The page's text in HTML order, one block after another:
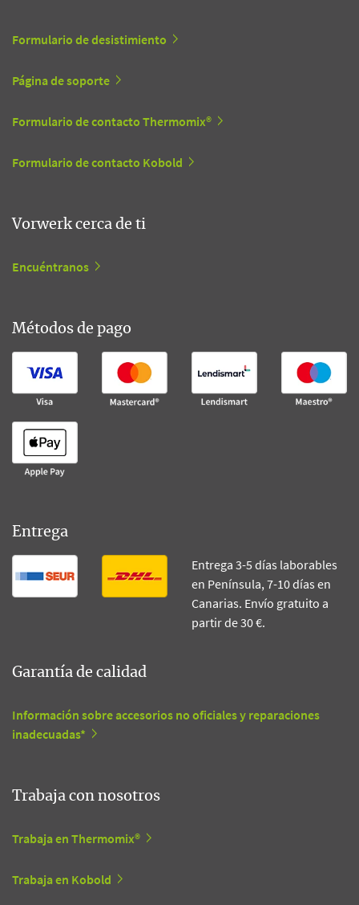
Formulario de desistimiento
Página de soporte
Formulario de contacto Thermomix®
Formulario de contacto Kobold
Vorwerk cerca de ti
Encuéntranos
Métodos de pago
Entrega
Entrega 3-5 días laborables
en Península, 7-10 días en
Canarias. Envío gratuito a
partir de 30 €.
Garantía de calidad
Información sobre accesorios no oficiales y reparaciones
inadecuadas*
Trabaja con nosotros
Trabaja en Thermomix®
Trabaja en Kobold